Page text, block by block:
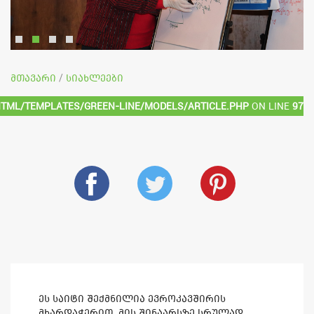
მთავარი / სიახლეები
templates/green-line/models/article.php on line 97
ეს საიტი შექმნილია ევროკავშირის